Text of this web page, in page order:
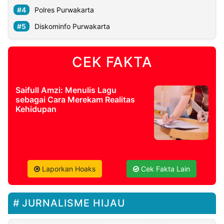
Polres Purwakarta
Diskominfo Purwakarta
CEK FAKTA
Saifull Amzi: Menulis Lagu
sebagai Cara Merekam Realitas
Kehidupan
Laporkan Hoaks Cek Fakta Lain
JURNALISME HIJAU